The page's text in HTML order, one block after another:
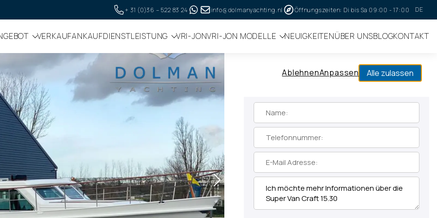
+ 31 (0)36 – 522 83 24 info@dolmanyachting.nl Öffnungszeiten: Di bis Sa 09:00 - 17:00 DE
VERKAUFANKAUFDIENSTLEISTUNG VRI-JONVRI-JON MODELLE NEUIGKEITENÜBER UNSBLOGKONTAKT
Informationsanfrage
Mehr Informationen zu den Super Van Craft
Website ordnungsgemäß funktioniert. Lesen Sie mehr über unsere Verwendung von Cookies in unserer
stimmen Sie dem zu.
Alle zulassen
Anpassen
Ablehnen